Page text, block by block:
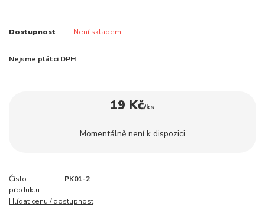
Dostupnost Není skladem
Nejsme plátci DPH
19 Kč/ks
Momentálně není k dispozici
Číslo
produktu:
PK01-2
Hlídat cenu / dostupnost